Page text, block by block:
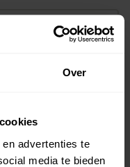
Over
advertenties te
media te bieden
0%